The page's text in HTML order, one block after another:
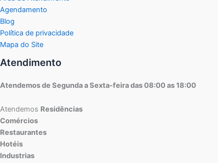
Agendamento
Blog
Política de privacidade
Mapa do Site
Atendimento
Atendemos de Segunda a Sexta-feira das 08:00 as 18:00
Atendemos Residências
Comércios
Restaurantes
Hotéis
Industrias